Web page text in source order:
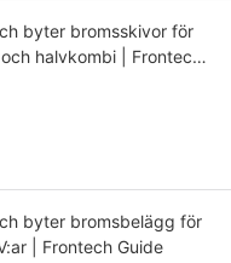
byter bromsskivor för
halvkombi | Frontech
byter bromsbelägg för
| Frontech Guide